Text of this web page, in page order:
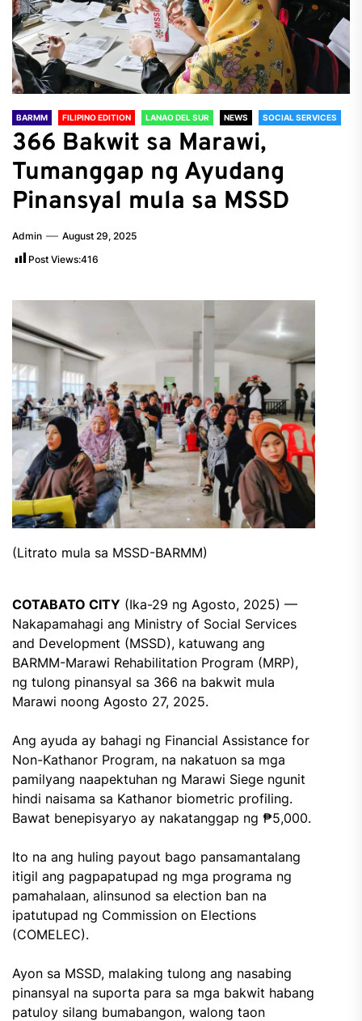
BARMM FILIPINO EDITION LANAO DEL SUR NEWS SOCIAL SERVICES
366 Bakwit sa Marawi,
Tumanggap ng Ayudang
Pinansyal mula sa MSSD
Admin
August 29, 2025
Post Views:416
(Litrato mula sa MSSD-BARMM)
COTABATO CITY (Ika-29 ng Agosto, 2025) —
Nakapamahagi ang Ministry of Social Services
and Development (MSSD), katuwang ang
BARMM-Marawi Rehabilitation Program (MRP),
ng tulong pinansyal sa 366 na bakwit mula
Marawi noong Agosto 27, 2025.
Ang ayuda ay bahagi ng Financial Assistance for
Non-Kathanor Program, na nakatuon sa mga
pamilyang naapektuhan ng Marawi Siege ngunit
hindi naisama sa Kathanor biometric profiling.
Bawat benepisyaryo ay nakatanggap ng ₱5,000.
Ito na ang huling payout bago pansamantalang
itigil ang pagpapatupad ng mga programa ng
pamahalaan, alinsunod sa election ban na
ipatutupad ng Commission on Elections
(COMELEC).
Ayon sa MSSD, malaking tulong ang nasabing
pinansyal na suporta para sa mga bakwit habang
patuloy silang bumabangon, walong taon